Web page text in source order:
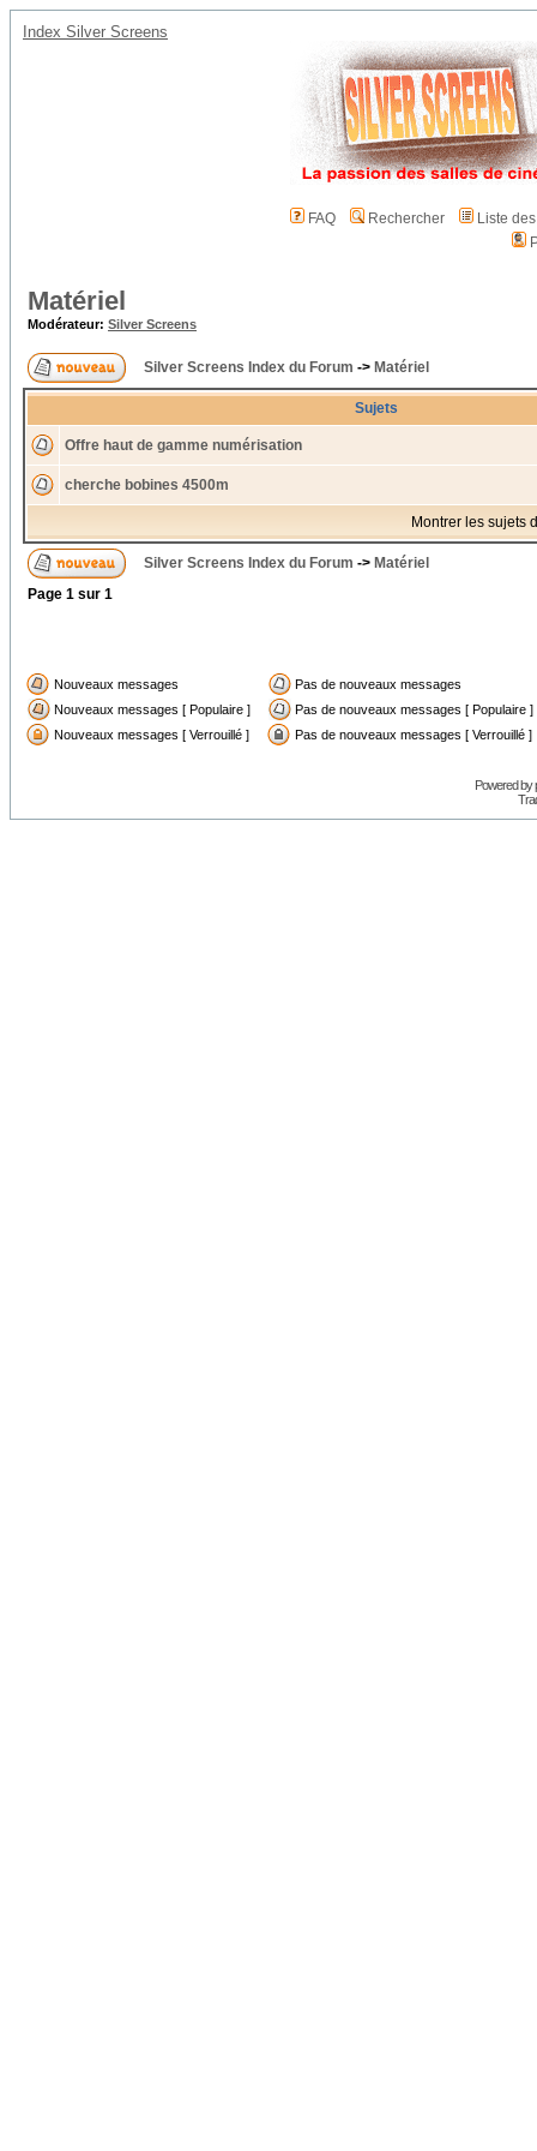
Index Silver Screens
FAQ Rechercher
Liste
Matériel
Modérateur: Silver Screens
Silver Screens Index du Forum -> Matériel
Sujets
Offre haut de gamme numérisation
cherche bobines 4500m
Montrer les sujets
Silver Screens Index du Forum -> Matériel
Page 1 sur 1
Nouveaux messages
Pas de nouveaux messages
Nouveaux messages [ Populaire ]
Pas de nouveaux messages [ Populaire ]
Nouveaux messages [ Verrouillé ]
Pas de nouveaux messages [ Verrouillé ]
Powered by